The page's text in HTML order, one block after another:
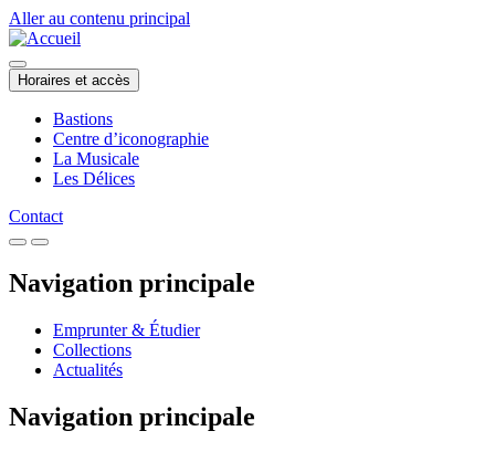
Aller au contenu principal
Horaires et accès
Bastions
Centre d’iconographie
La Musicale
Les Délices
Contact
Navigation principale
Emprunter & Étudier
Collections
Actualités
Navigation principale